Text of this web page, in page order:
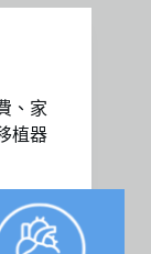
、家
植器